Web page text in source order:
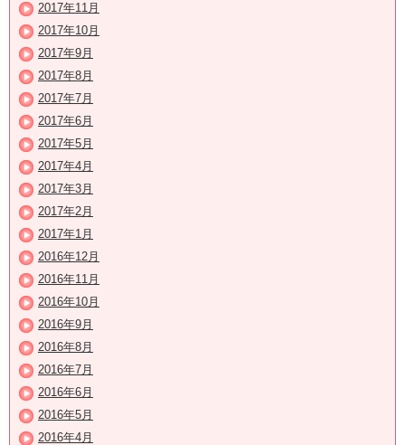
2017年11月
2017年10月
2017年9月
2017年8月
2017年7月
2017年6月
2017年5月
2017年4月
2017年3月
2017年2月
2017年1月
2016年12月
2016年11月
2016年10月
2016年9月
2016年8月
2016年7月
2016年6月
2016年5月
2016年4月